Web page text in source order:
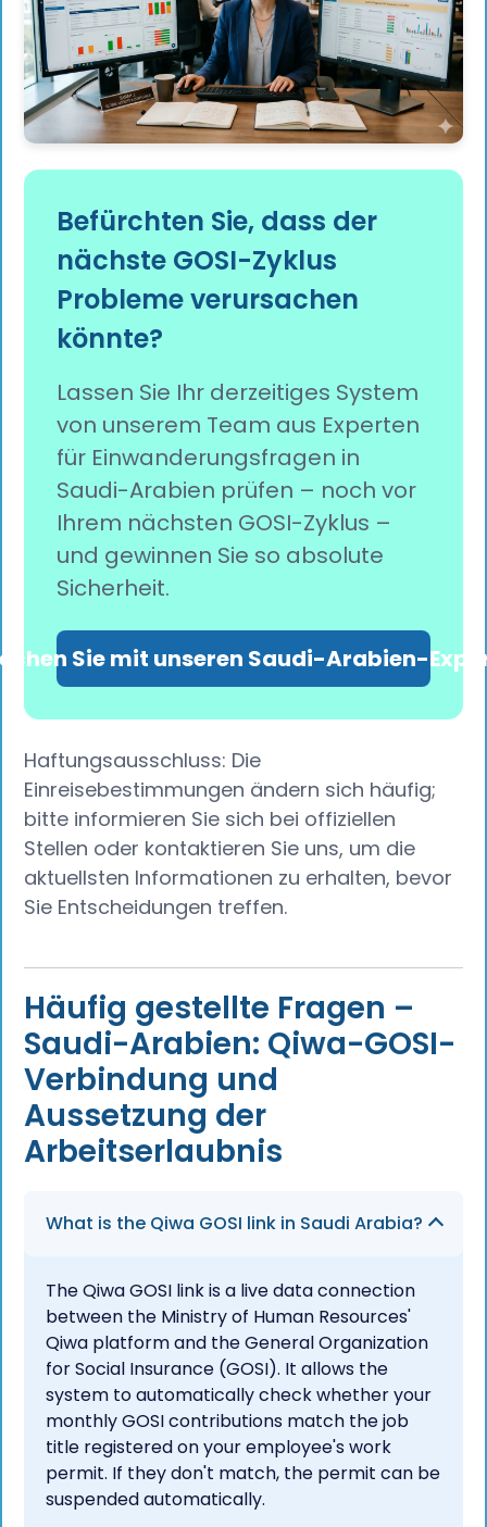
Befürchten Sie, dass der
nächste GOSI-Zyklus
Probleme verursachen
könnte?
Lassen Sie Ihr derzeitiges System
von unserem Team aus Experten
für Einwanderungsfragen in
Saudi-Arabien prüfen – noch vor
Ihrem nächsten GOSI-Zyklus –
und gewinnen Sie so absolute
Sicherheit.
Sie mit unseren Saudi-Arabien-
Haftungsausschluss: Die
Einreisebestimmungen ändern sich häufig;
bitte informieren Sie sich bei offiziellen
Stellen oder kontaktieren Sie uns, um die
aktuellsten Informationen zu erhalten, bevor
Sie Entscheidungen treffen.
Häufig gestellte Fragen –
Saudi-Arabien: Qiwa-GOSI-
Verbindung und
Aussetzung der
Arbeitserlaubnis
What is the Qiwa GOSI link in Saudi Arabia?
The Qiwa GOSI link is a live data connection
between the Ministry of Human Resources'
Qiwa platform and the General Organization
for Social Insurance (GOSI). It allows the
system to automatically check whether your
monthly GOSI contributions match the job
title registered on your employee's work
permit. If they don't match, the permit can be
suspended automatically.